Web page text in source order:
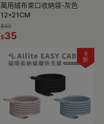
萬用絨布束口收納袋-灰色
12*21CM
$69
$35
6
折